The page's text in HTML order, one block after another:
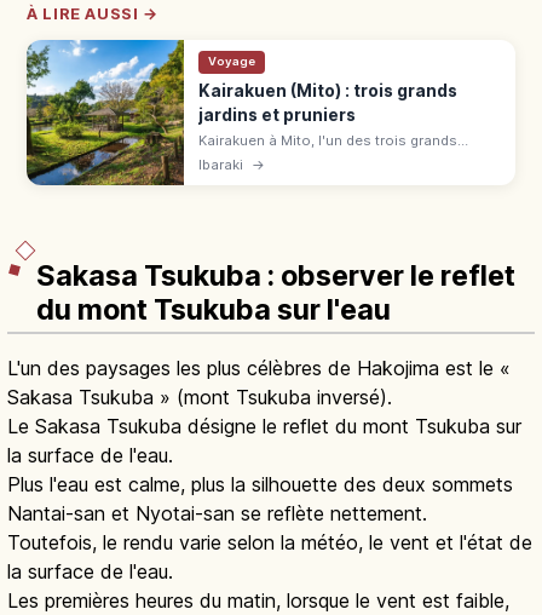
À LIRE AUSSI →
Voyage
Kairakuen (Mito) : trois grands
jardins et pruniers
Kairakuen à Mito, l'un des trois grands
jardins du Japon (1842). Fête des pruniers
Ibaraki →
Sakasa Tsukuba : observer le reflet
du mont Tsukuba sur l'eau
L'un des paysages les plus célèbres de Hakojima est le «
Sakasa Tsukuba » (mont Tsukuba inversé).
Le Sakasa Tsukuba désigne le reflet du mont Tsukuba sur
la surface de l'eau.
Plus l'eau est calme, plus la silhouette des deux sommets
Nantai-san et Nyotai-san se reflète nettement.
Toutefois, le rendu varie selon la météo, le vent et l'état de
la surface de l'eau.
Les premières heures du matin, lorsque le vent est faible,